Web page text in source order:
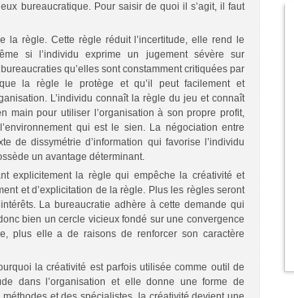
bureaucratique. Pour saisir de quoi il s’agit, il faut
la règle. Cette règle réduit l’incertitude, elle rend le
si l’individu exprime un jugement sévère sur
qu’elles sont constamment critiquées par
la règle le protège et qu’il peut facilement et
L’individu connaît la règle du jeu et connaît
main pour utiliser l’organisation à son propre profit,
qui est le sien. La négociation entre
de dissymétrie d’information qui favorise l’individu
un avantage déterminant.
explicitement la règle qui empêche la créativité et
et d’explicitation de la règle. Plus les règles seront
La bureaucratie adhère à cette demande qui
bien un cercle vicieux fondé sur une convergence
plus elle a de raisons de renforcer son caractère
la créativité est parfois utilisée comme outil de
dans l’organisation et elle donne une forme de